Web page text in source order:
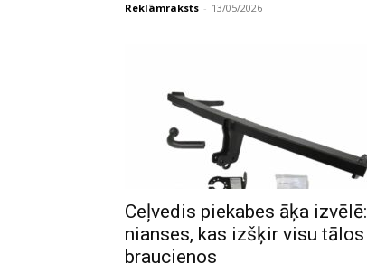
Reklāmraksts - 13/05/2026
Ceļvedis piekabes āķa izvēlē:
nianses, kas izšķir visu tālos
braucienos